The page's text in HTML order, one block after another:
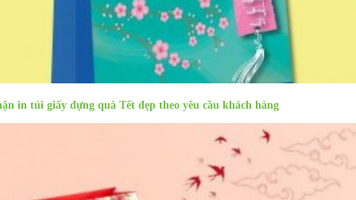
in túi giấy đựng quà Tết đẹp theo yêu cầu khách hàng